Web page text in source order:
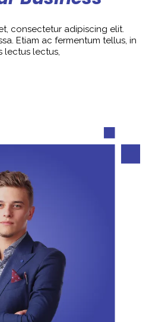
consectetur adipiscing elit.
Etiam ac fermentum tellus, in
lectus lectus,